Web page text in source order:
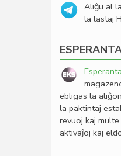
Aliĝu al la
la lastaj
ebligas la
la paktintaj
revuoj kaj
aktivaĵoj kaj